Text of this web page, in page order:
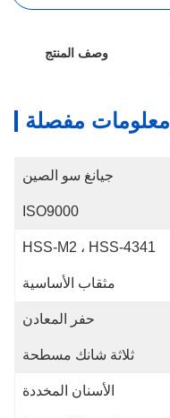
وصف المنتج
معلومات مفصلة
جيانغ سو الصين
ISO9000
HSS-M2 ، HSS-4341
مثقاب الأساسية
حفر المعادن
ثلاثة شانك مسطحة
الأسنان المخددة